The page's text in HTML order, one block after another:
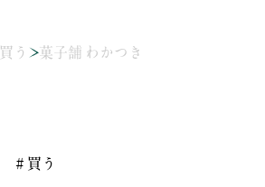
買う 菓子舗 わかつき
＃買う